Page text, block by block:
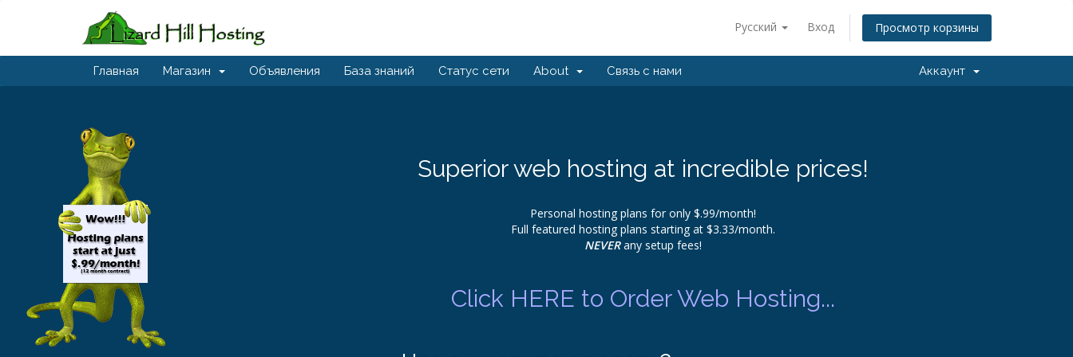
Русский Вход Просмотр корзины
Главная Магазин Объявления База знаний Статус сети About Связь с нами Аккаунт
Superior web hosting at incredible prices!
Personal hosting plans for only $.99/month!
Full featured hosting plans starting at $3.33/month.
NEVERany setup fees!
Click HERE to Order Web Hosting...